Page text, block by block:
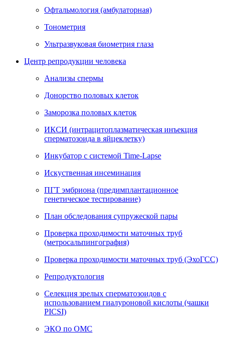
Офтальмология (амбулаторная)
Тонометрия
Ультразвуковая биометрия глаза
Центр репродукции человека
Анализы спермы
Донорство половых клеток
Заморозка половых клеток
ИКСИ (интрацитоплазматическая инъекция
сперматозоида в яйцеклетку)
Инкубатор с системой Time-Lapse
Искуственная инсеминация
ПГТ эмбриона (предимплантационное
генетическое тестирование)
План обследования супружеской пары
Проверка проходимости маточных труб
(метросальпингография)
Проверка проходимости маточных труб (ЭхоГСС)
Репродуктология
Селекция зрелых сперматозоидов с
использованием гиалуроновой кислоты (чашки
PICSI)
ЭКО по ОМС